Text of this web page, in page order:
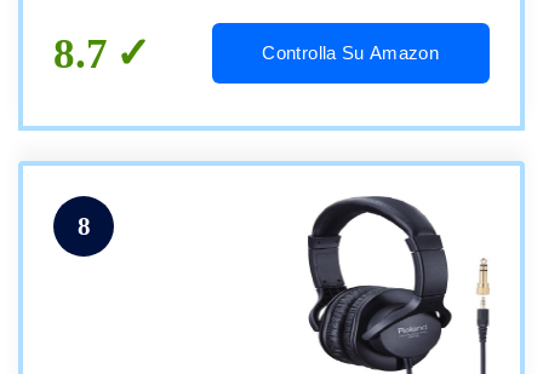
8.7 Controlla Su Amazon
8